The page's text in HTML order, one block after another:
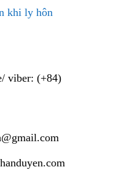
khi ly hôn
viber: (+84)